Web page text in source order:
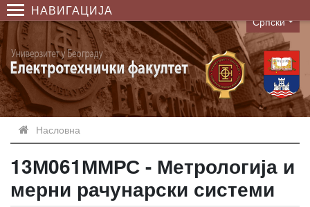
НАВИГАЦИЈА
Language
Српски
Насловна
13М061ММРС - Метрологија и
мерни рачунарски системи